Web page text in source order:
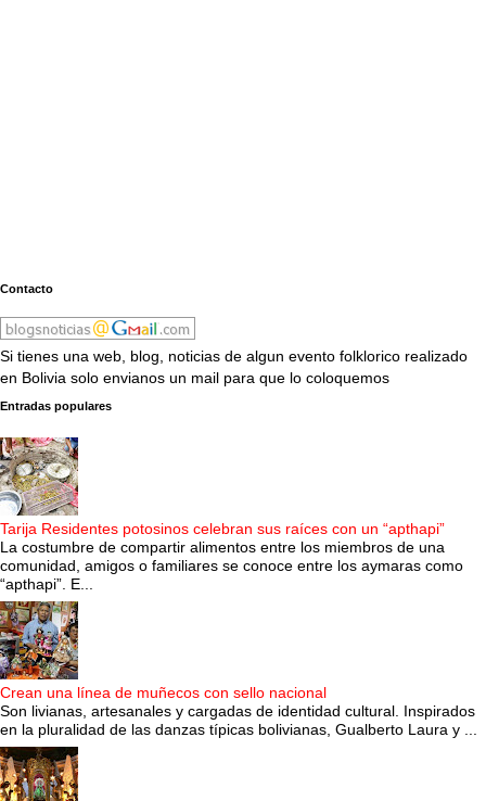
Contacto
Si tienes una web, blog, noticias de algun evento folklorico realizado
en Bolivia solo envianos un mail para que lo coloquemos
Entradas populares
Tarija Residentes potosinos celebran sus raíces con un “apthapi”
La costumbre de compartir alimentos entre los miembros de una
comunidad, amigos o familiares se conoce entre los aymaras como
“apthapi”. E...
Crean una línea de muñecos con sello nacional
Son livianas, artesanales y cargadas de identidad cultural. Inspirados
en la pluralidad de las danzas típicas bolivianas, Gualberto Laura y ...